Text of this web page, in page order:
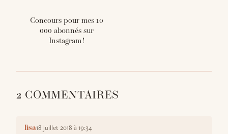
Concours pour mes 10
000 abonnés sur
Instagram !
2 COMMENTAIRES
lisa18 juillet 2018 à 19:34